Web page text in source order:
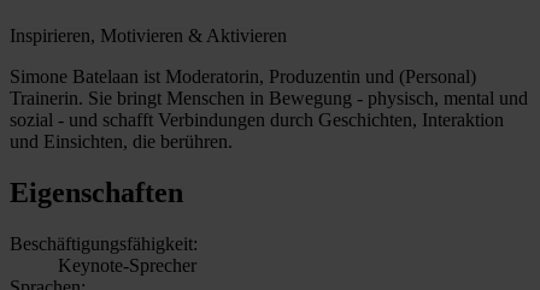
Inspirieren, Motivieren & Aktivieren
Simone Batelaan ist Moderatorin, Produzentin und (Personal)
Trainerin. Sie bringt Menschen in Bewegung - physisch, mental und
sozial - und schafft Verbindungen durch Geschichten, Interaktion
und Einsichten, die berühren.
Eigenschaften
Beschäftigungsfähigkeit:
Keynote-Sprecher